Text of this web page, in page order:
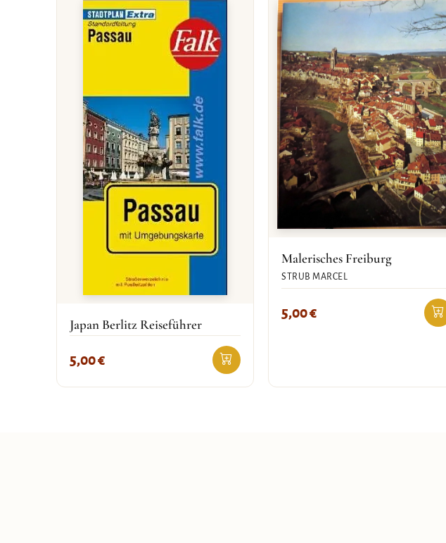
Japan Berlitz Reiseführer
5,00€
Malerisches Freiburg
STRUB MARCEL
5,00€